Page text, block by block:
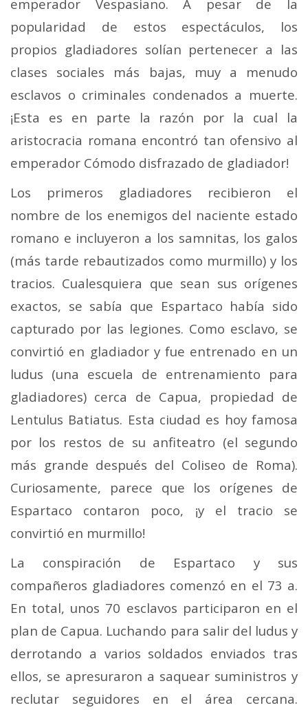
emperador Vespasiano. A pesar de la
popularidad de estos espectáculos, los
propios gladiadores solían pertenecer a las
clases sociales más bajas, muy a menudo
esclavos o criminales condenados a muerte.
¡Esta es en parte la razón por la cual la
aristocracia romana encontró tan ofensivo al
emperador Cómodo disfrazado de gladiador!
Los primeros gladiadores recibieron el
nombre de los enemigos del naciente estado
romano e incluyeron a los samnitas, los galos
(más tarde rebautizados como murmillo) y los
tracios. Cualesquiera que sean sus orígenes
exactos, se sabía que Espartaco había sido
capturado por las legiones. Como esclavo, se
convirtió en gladiador y fue entrenado en un
ludus (una escuela de entrenamiento para
gladiadores) cerca de Capua, propiedad de
Lentulus Batiatus. Esta ciudad es hoy famosa
por los restos de su anfiteatro (el segundo
más grande después del Coliseo de Roma).
Curiosamente, parece que los orígenes de
Espartaco contaron poco, ¡y el tracio se
convirtió en murmillo!
La conspiración de Espartaco y sus
compañeros gladiadores comenzó en el 73 a.
En total, unos 70 esclavos participaron en el
plan de Capua. Luchando para salir del ludus y
derrotando a varios soldados enviados tras
ellos, se apresuraron a saquear suministros y
reclutar seguidores en el área cercana.